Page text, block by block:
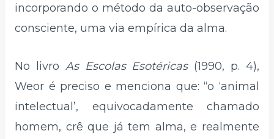
incorporando o método da auto-observação
consciente, uma via empírica da alma.
No livro As Escolas Esotéricas(1990, p. 4),
Weor é preciso e menciona que: “o ‘animal
intelectual’, equivocadamente chamado
homem, crê que já tem alma, e realmente